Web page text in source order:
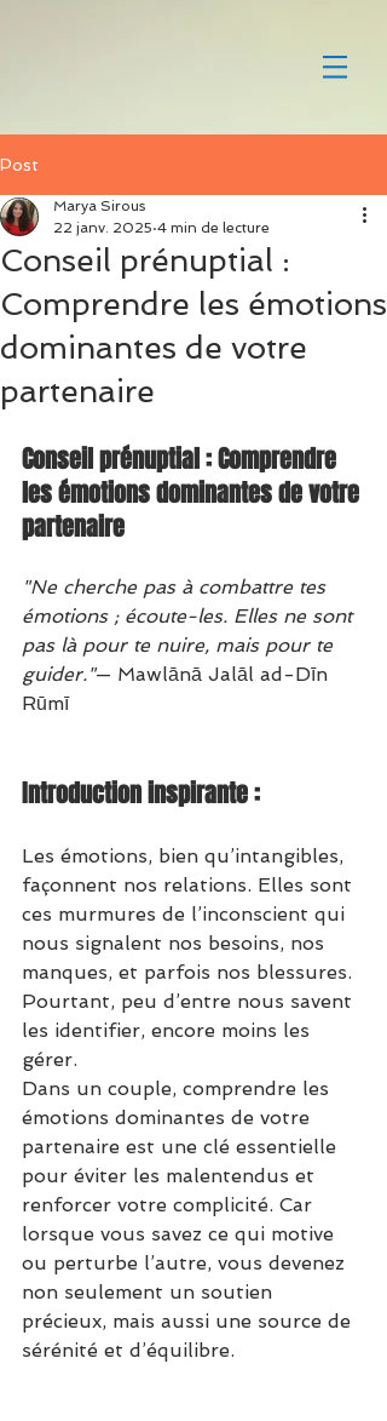
Post
Conseil prénuptial :
Comprendre les émotions
dominantes de votre
partenaire
Marya Sirous
22 janv. 2025 4 min de lecture
Conseil prénuptial : Comprendre
les émotions dominantes de votre
partenaire
"Ne cherche pas à combattre tes
émotions ; écoute-les. Elles ne sont
pas là pour te nuire, mais pour te
guider."— Mawlānā Jalāl ad-Dīn
Rūmī
Introduction inspirante :
Les émotions, bien qu’intangibles,
façonnent nos relations. Elles sont
ces murmures de l’inconscient qui
nous signalent nos besoins, nos
manques, et parfois nos blessures.
Pourtant, peu d’entre nous savent
les identifier, encore moins les
gérer.
Dans un couple, comprendre les
émotions dominantes de votre
partenaire est une clé essentielle
pour éviter les malentendus et
renforcer votre complicité. Car
lorsque vous savez ce qui motive
ou perturbe l’autre, vous devenez
non seulement un soutien
précieux, mais aussi une source de
sérénité et d’équilibre.